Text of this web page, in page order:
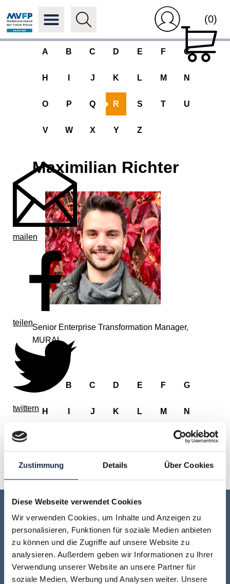
Zustimmung Details Über Cookies
Diese Webseite verwendet Cookies
Wir verwenden Cookies, um Inhalte und Anzeigen zu
personalisieren, Funktionen für soziale Medien anbieten
zu können und die Zugriffe auf unsere Website zu
analysieren. Außerdem geben wir Informationen zu Ihrer
Verwendung unserer Website an unsere Partner für
soziale Medien, Werbung und Analysen weiter. Unsere
(0)
A B C D E F G
H J K L M N
O P Q R S T U
V W X Y Z
mailen
teilen
twittern
Maximilian Richter
Senior Enterprise Transformation Manager,
MURAL
B C D E F G
H J K L M N
U
V Y
Keine Veranstaltung mehr verpassen:
Jetzt für denMVFP Akademie
Newsletter anmelden!